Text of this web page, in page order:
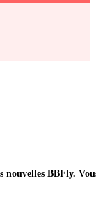
nouvelles BBFly.